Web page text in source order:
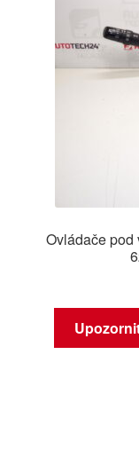
Ovládače pod